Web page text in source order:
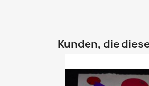
Kunden, die